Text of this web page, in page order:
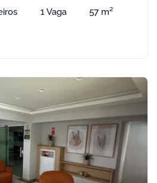
1 Vaga 57 m²